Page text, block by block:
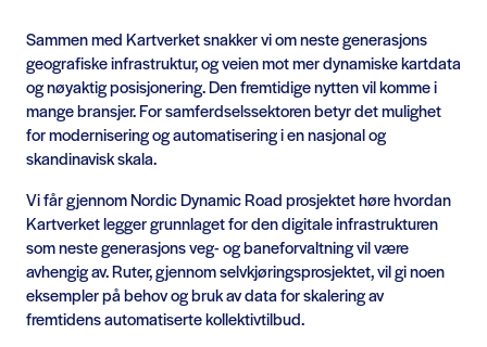
Sammen med Kartverket snakker vi om neste generasjons
geografiske infrastruktur, og veien mot mer dynamiske kartdata
og nøyaktig posisjonering. Den fremtidige nytten vil komme i
mange bransjer. For samferdselssektoren betyr det mulighet
for modernisering og automatisering i en nasjonal og
skandinavisk skala.
Vi får gjennom Nordic Dynamic Road prosjektet høre hvordan
Kartverket legger grunnlaget for den digitale infrastrukturen
som neste generasjons veg- og baneforvaltning vil være
avhengig av. Ruter, gjennom selvkjøringsprosjektet, vil gi noen
eksempler på behov og bruk av data for skalering av
fremtidens automatiserte kollektivtilbud.